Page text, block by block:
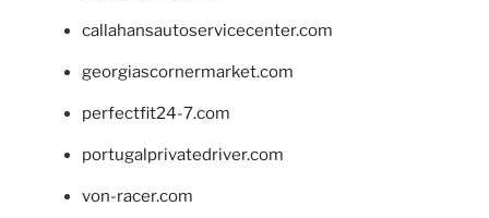
callahansautoservicecenter.com
georgiascornermarket.com
perfectfit24-7.com
portugalprivatedriver.com
von-racer.com